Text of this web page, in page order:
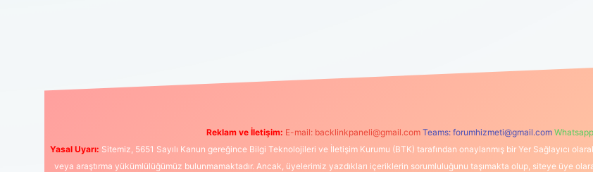
Reklam ve İletişim: E-mail: backlinkpaneli@gmail.com Teams: forumhizmeti@gmail.com
Yasal Uyarı: Sitemiz, 5651 Sayılı Kanun gereğince Bilgi Teknolojileri ve İletişim Kurumu (BTK) tarafından onaylanmış bir Yer Sağlayıcı
veya araştırma yükümlülüğümüz bulunmamaktadır. Ancak, üyelerimiz yazdıkları içeriklerin sorumluluğunu taşımakta olup, siteye üye